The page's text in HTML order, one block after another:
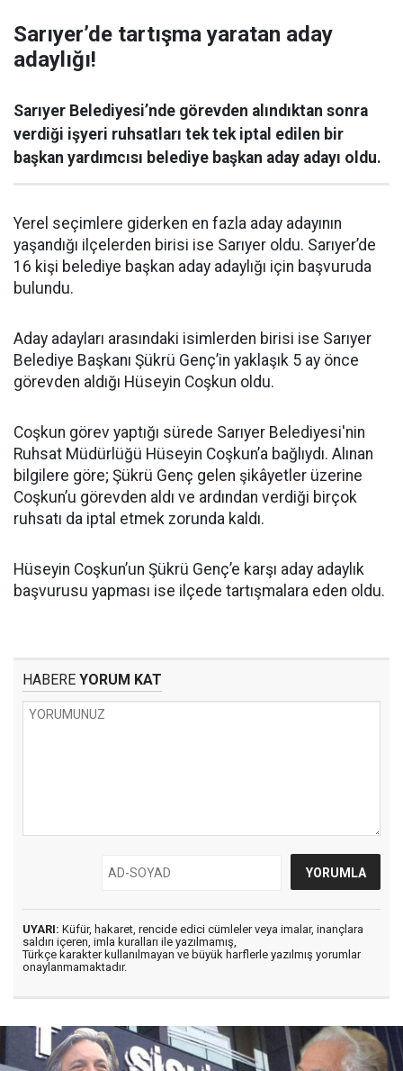
Sarıyer’de tartışma yaratan aday
adaylığı!
Sarıyer Belediyesi’nde görevden alındıktan sonra
verdiği işyeri ruhsatları tek tek iptal edilen bir
başkan yardımcısı belediye başkan aday adayı oldu.
Yerel seçimlere giderken en fazla aday adayının
yaşandığı ilçelerden birisi ise Sarıyer oldu. Sarıyer’de
16 kişi belediye başkan aday adaylığı için başvuruda
bulundu.
Aday adayları arasındaki isimlerden birisi ise Sarıyer
Belediye Başkanı Şükrü Genç’in yaklaşık 5 ay önce
görevden aldığı Hüseyin Coşkun oldu.
Coşkun görev yaptığı sürede Sarıyer Belediyesi'nin
Ruhsat Müdürlüğü Hüseyin Coşkun’a bağlıydı. Alınan
bilgilere göre; Şükrü Genç gelen şikâyetler üzerine
Coşkun’u görevden aldı ve ardından verdiği birçok
ruhsatı da iptal etmek zorunda kaldı.
Hüseyin Coşkun’un Şükrü Genç’e karşı aday adaylık
başvurusu yapması ise ilçede tartışmalara eden oldu.
HABERE YORUM KAT
UYARI: Küfür, hakaret, rencide edici cümleler veya imalar, inançlara
saldırı içeren, imla kuralları ile yazılmamış,
Türkçe karakter kullanılmayan ve büyük harflerle yazılmış yorumlar
onaylanmamaktadır.